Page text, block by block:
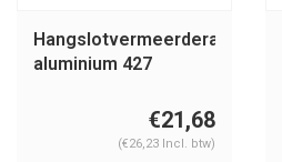
Hangslotvermeerderaar
aluminium 427
€21,68
(€26,23 Incl. btw)